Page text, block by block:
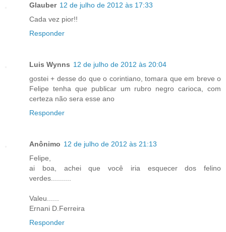
Glauber 12 de julho de 2012 às 17:33
Cada vez pior!!
Responder
Luis Wynns 12 de julho de 2012 às 20:04
gostei + desse do que o corintiano, tomara que em breve o
Felipe tenha que publicar um rubro negro carioca, com
certeza não sera esse ano
Responder
Anônimo 12 de julho de 2012 às 21:13
Felipe,
ai boa, achei que você iria esquecer dos felino
verdes..........
Valeu......
Ernani D.Ferreira
Responder